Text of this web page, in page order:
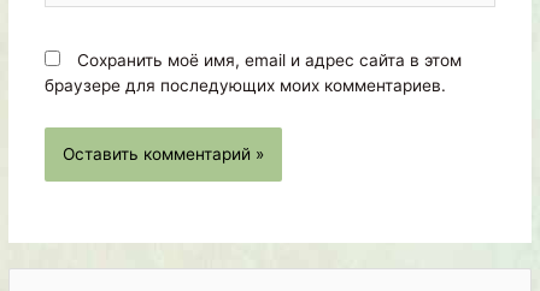
Сохранить моё имя, email и адрес сайта в этом
браузере для последующих моих комментариев.